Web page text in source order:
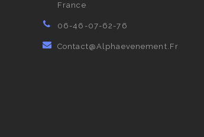
France
06-46-07-62-76
Contact@alphaevenement.fr